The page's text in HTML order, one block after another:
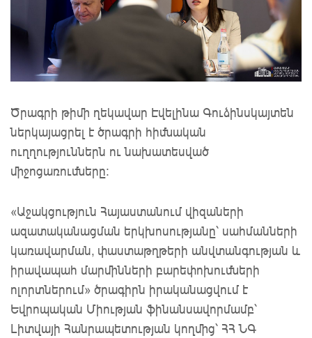
Ծրագրի թիմի ղեկավար Էվելինա Գուձինսկայտեն
ներկայացրել է ծրագրի հիմնական
ուղղություններն ու նախատեսված
միջոցառումները։
«Աջակցություն Հայաստանում վիզաների
ազատականացման երկխոսությանը՝ սահմանների
կառավարման, փաստաթղթերի անվտանգության և
իրավապահ մարմինների բարեփոխումների
ոլորտներում» ծրագիրն իրականացվում է
Եվրոպական Միության ֆինանսավորմամբ՝
Լիտվայի Հանրապետության կողմից՝ ՀՀ ՆԳ